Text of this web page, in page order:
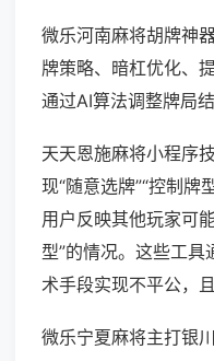
微乐河南麻将胡牌神
牌策略、暗杠优化、
通过AI算法调整牌局
天天恩施麻将小程序
现“随意选牌”“控制牌
用户反映其他玩家可
型”的情况。这些工
术手段实现不平公，且
微乐宁夏麻将主打银